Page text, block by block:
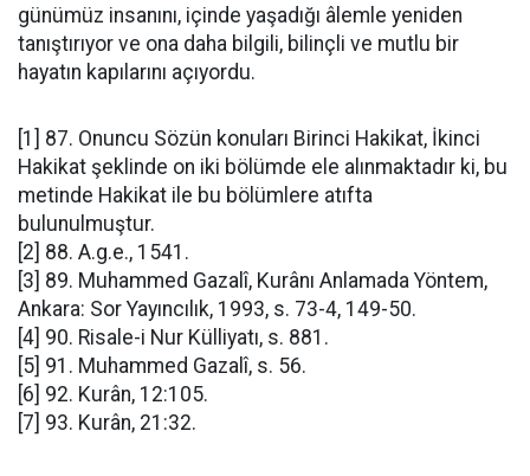
günümüz insanını, içinde yaşadığı âlemle yeniden
tanıştırıyor ve ona daha bilgili, bilinçli ve mutlu bir
hayatın kapılarını açıyordu.
[1] 87. Onuncu Sözün konuları Birinci Hakikat, İkinci
Hakikat şeklinde on iki bölümde ele alınmaktadır ki, bu
metinde Hakikat ile bu bölümlere atıfta
bulunulmuştur.
[2] 88. A.g.e., 1541.
[3] 89. Muhammed Gazalî, Kurânı Anlamada Yöntem,
Ankara: Sor Yayıncılık, 1993, s. 73-4, 149-50.
[4] 90. Risale-i Nur Külliyatı, s. 881.
[5] 91. Muhammed Gazalî, s. 56.
[6] 92. Kurân, 12:105.
[7] 93. Kurân, 21:32.